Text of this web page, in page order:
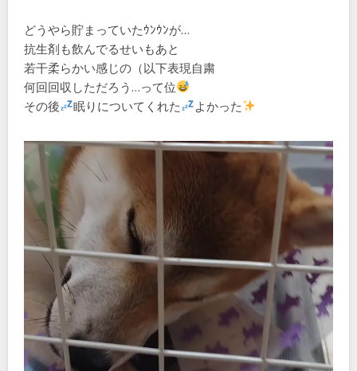
どうやら貯まっていたｳﾝｳﾝが…
抗生剤も飲んでるせいもあと
若干柔らかい感じの（以下表現自粛
何回回収しただろう…って位
その後
眠りについてくれた よかった